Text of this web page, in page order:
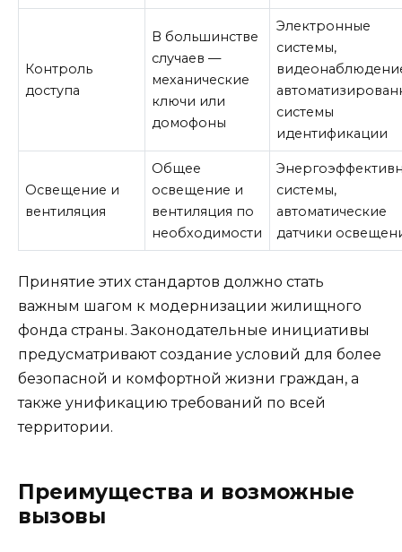
Контроль
доступа
В большинстве
случаев —
механические
ключи или
домофоны
Электронные
системы,
системы
идентификации
Освещение и
вентиляция
Общее
освещение и
вентиляция по
необходимости
системы,
автоматические
датчики
Принятие этих стандартов должно стать
важным шагом к модернизации жилищного
фонда страны. Законодательные инициативы
предусматривают создание условий для более
безопасной и комфортной жизни граждан, а
также унификацию требований по всей
территории.
Преимущества и возможные
вызовы